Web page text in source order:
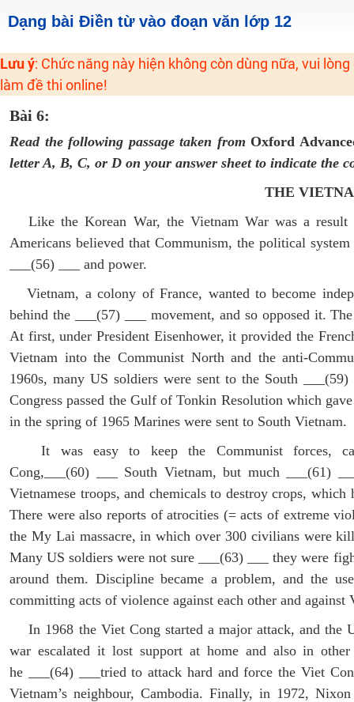
2K6! Lộ Trình Sun 2024 - Ba bước luyện thi TN THPT - ĐH ít nhất 25 điểm
Khuyến Mãi Khoá Học 1K Chỉ Từ 11-13/09/2024
Đồng giá khóa học 499K - 399K (13/11-15/11)
Khai giảng các khóa lớp 9 Toán - Lý - Hóa - Văn - Anh năm 2018
Khai giảng khóa Ngữ văn 7 - xây nền vững chắc cho tương lai!
Luyện thi vào lớp 10 môn Toán, Văn, Hóa, Anh, Lý với giáo viên giỏi và nổi
Dạng bài Điền từ vào đoạn văn lớp 12
Lưu ý: Chức năng này hiện không còn dùng nữa, vui
làm đề thi online!
Bài 6:
Read the following passage taken from Oxford
letter A, B, C, or D on your answer sheet to indicate the
THE
Like the Korean War, the Vietnam War was a
Americans believed that Communism, the political
___(56) ___ and power.
Vietnam, a colony of France, wanted to become
behind the ___(57) ___ movement, and so opposed it.
At first, under President Eisenhower, it provided the
Vietnam into the Communist North and the anti-
1960s, many US soldiers were sent to the South
___(59)
Congress passed the Gulf of Tonkin Resolution which
in the spring of 1965 Marines were sent to South Vietnam.
It was easy to keep the Communist forces,
Cong,
(60)
South Vietnam, but much ___(61)
Vietnamese troops, and chemicals to destroy crops,
There were also reports of atrocities (= acts of extreme
the My Lai massacre, in which over 300 civilians were
Many US soldiers were not sure ___(63) ___ they were
around them. Discipline became a problem, and the
committing acts of violence against each other and against
In 1968 the Viet Cong started a major attack, and the
war escalated it lost support at home and also in
he
(64)
tried to attack hard and force the Viet
Vietnam’s neighbour, Cambodia. Finally, in 1972,